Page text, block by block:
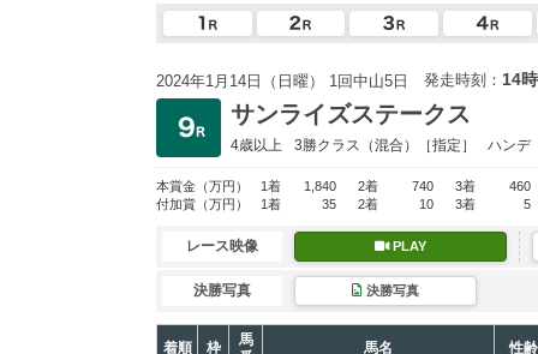
2024年1月14日（日曜） 1回中山5日 発走時刻： 14
サンライズステークス
4歳以上 3勝クラス （混合）［指定］ ハンデ
本賞金 （万円） 1着 1,840 2着 740 3着
460
付加賞 （万円） 1着 35 2着 10 3着 5
レース映像 PLAY
決勝写真 決勝写真
着順 枠
馬
馬名 性齢